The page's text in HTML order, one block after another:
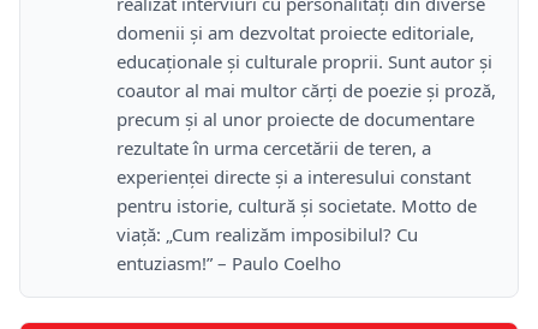
domenii și am dezvoltat proiecte editoriale,
educaționale și culturale proprii. Sunt autor și
coautor al mai multor cărți de poezie și proză,
precum și al unor proiecte de documentare
rezultate în urma cercetării de teren, a
experienței directe și a interesului constant
pentru istorie, cultură și societate. Motto de
viață: „Cum realizăm imposibilul? Cu
entuziasm!” – Paulo Coelho